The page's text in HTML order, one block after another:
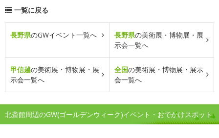
一覧に戻る
長野県のGWイベント一覧へ 長野県の美術展・博物展・展
示会一覧へ
甲信越の美術展・博物展・展
示会一覧へ
全国の美術展・博物展・展示
会一覧へ
北斎館周辺のGW(ゴールデンウィーク)イベント・おでかけスポット